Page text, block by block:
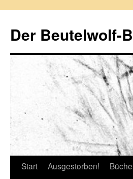
springen
Der Beutelwolf-
Start Ausgestorben!